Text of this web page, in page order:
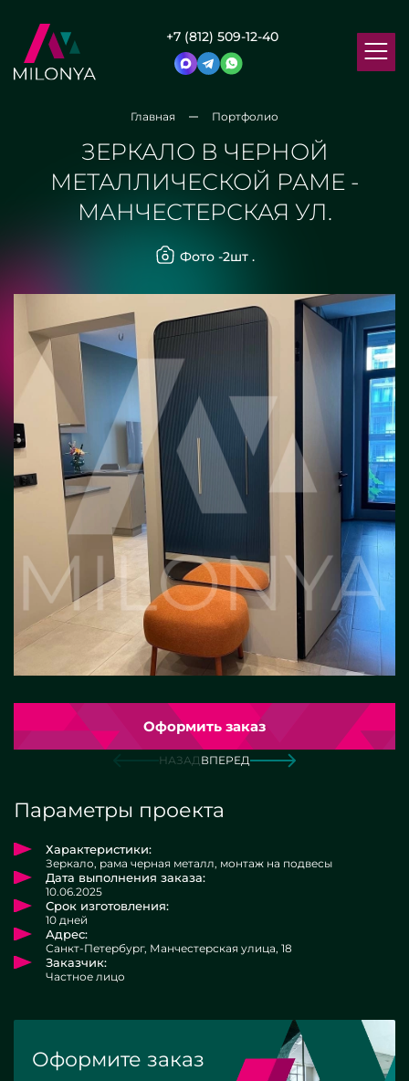
+7 (812) 509-12-40
Главная Портфолио
ЗЕРКАЛО В ЧЕРНОЙ
МЕТАЛЛИЧЕСКОЙ РАМЕ -
МАНЧЕСТЕРСКАЯ УЛ.
Фото -2шт .
Оформить заказ
НАЗАДВПЕРЕД
Параметры проекта
Характеристики:
Зеркало, рама черная металл, монтаж на подвесы
Дата выполнения заказа:
10.06.2025
Срок изготовления:
10 дней
Адрес:
Санкт-Петербург, Манчестерская улица, 18
Заказчик:
Частное лицо
Оформите заказ